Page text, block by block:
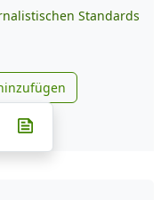
Standards
zu Google
Whatsapp
Teilen auf Telegram
teilen
Post auf X